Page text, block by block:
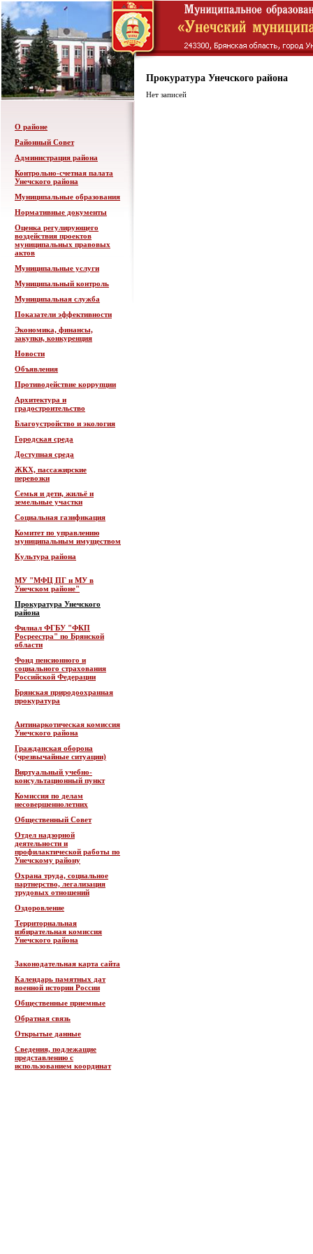
О районе
Районный Совет
Администрация района
Контрольно-счетная палата
Унечского района
Муниципальные образования
Нормативные документы
Оценка регулирующего
воздействия проектов
муниципальных правовых
актов
Муниципальные услуги
Муниципальный контроль
Муниципальная служба
Показатели эффективности
Экономика, финансы,
закупки, конкуренция
Новости
Объявления
Противодействие коррупции
Архитектура и
градостроительство
Благоустройство и экология
Городская среда
Доступная среда
ЖКХ, пассажирские
перевозки
Семья и дети, жильё и
земельные участки
Социальная газификация
Комитет по управлению
муниципальным имуществом
Культура района
МУ "МФЦ ПГ и МУ в
Унечском районе"
Прокуратура Унечского
района
Филиал ФГБУ "ФКП
Росреестра" по Брянской
области
Фонд пенсионного и
социального страхования
Российской Федерации
Брянская природоохранная
прокуратура
Антинаркотическая комиссия
Унечского района
Гражданская оборона
(чрезвычайные ситуации)
Виртуальный учебно-
консультационный пункт
Комиссия по делам
несовершеннолетних
Общественный Совет
Отдел надзорной
деятельности и
профилактической работы по
Унечскому району
Охрана труда, социальное
партнерство, легализация
трудовых отношений
Оздоровление
Территориальная
избирательная комиссия
Унечского района
Законодательная карта сайта
Календарь памятных дат
военной истории России
Общественные приемные
Обратная связь
Открытые данные
Сведения, подлежащие
представлению с
использованием координат
Прокуратура Унечского района
Нет записей